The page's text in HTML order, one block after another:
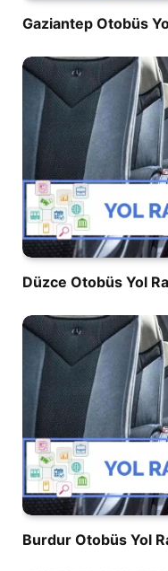
Gaziantep Otobüs
Düzce Otobüs Yol
Burdur Otobüs Yol